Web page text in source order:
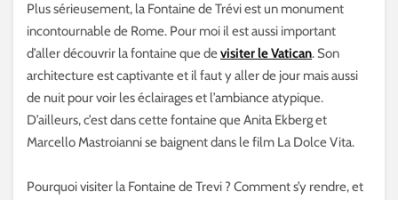
Plus sérieusement, la Fontaine de Trévi est un monument
incontournable de Rome. Pour moi il est aussi important
d’aller découvrir la fontaine que devisiter le Vatican. Son
architecture est captivante et il faut y aller de jour mais aussi
de nuit pour voir les éclairages et l’ambiance atypique.
D’ailleurs, c’est dans cette fontaine que Anita Ekberg et
Marcello Mastroianni se baignent dans le film La Dolce Vita.
Pourquoi visiter la Fontaine de Trevi ? Comment s’y rendre, et